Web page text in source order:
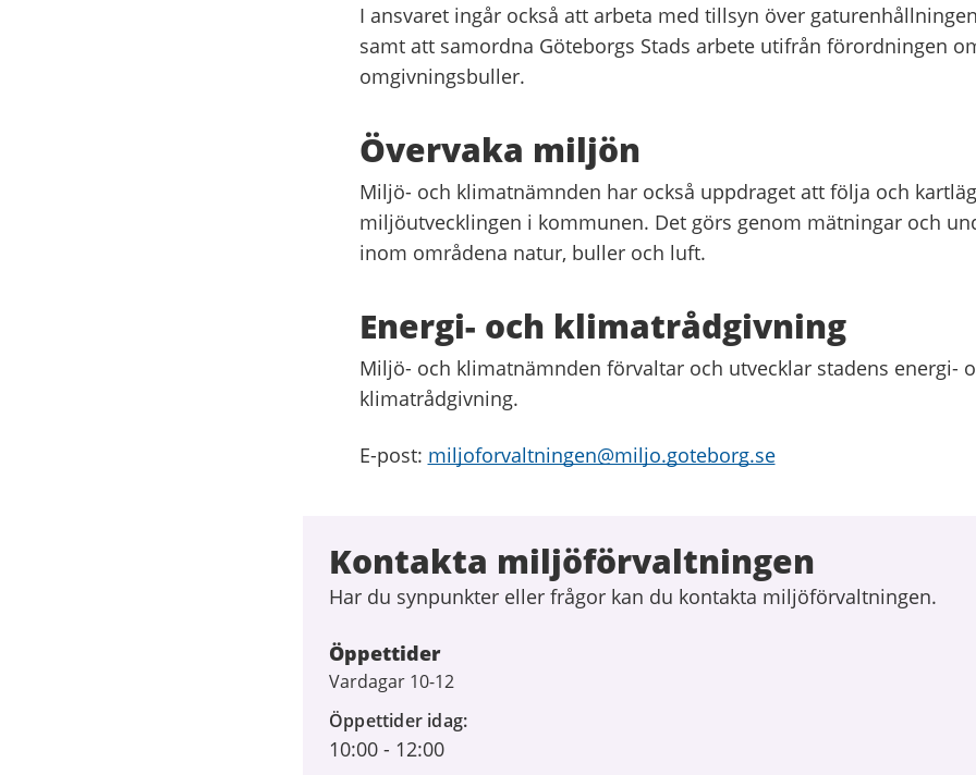
I ansvaret ingår också att arbeta med tillsyn över
samt att samordna Göteborgs Stads arbete utifrån förordningen
omgivningsbuller.
Övervaka miljön
Miljö- och klimatnämnden har också uppdraget att följa och
miljöutvecklingen i kommunen. Det görs genom mätningar och
inom områdena natur, buller och luft.
Energi- och klimatrådgivning
Miljö- och klimatnämnden förvaltar och utvecklar stadens energi-
klimatrådgivning.
E-post: miljoforvaltningen@miljo.goteborg.se
Kontakta miljöförvaltningen
Har du synpunkter eller frågor kan du kontakta miljöförvaltningen.
Öppettider
Vardagar 10-12
Öppettider idag
10:00 - 12:00